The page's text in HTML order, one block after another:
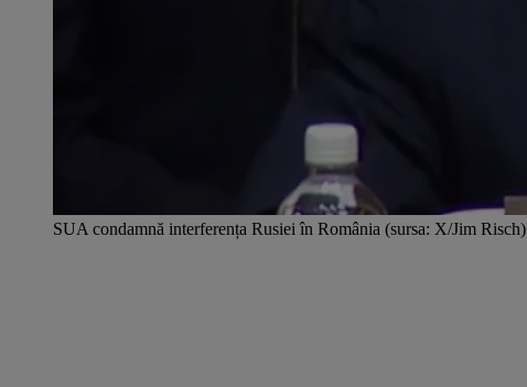
SUA condamnă interferența Rusiei în România (sursa: X/Jim Risch)